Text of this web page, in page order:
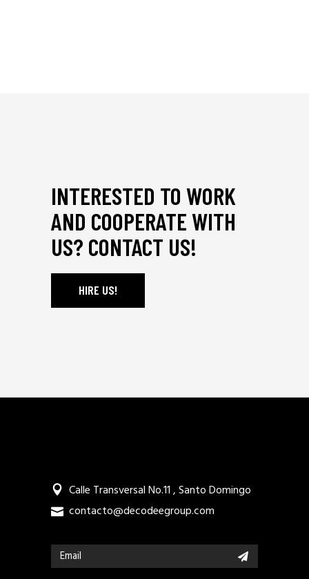
INTERESTED TO WORK
AND COOPERATE WITH
US? CONTACT US!
HIRE US!
Calle Transversal No.11 , Santo Domingo
contacto@decodeegroup.com